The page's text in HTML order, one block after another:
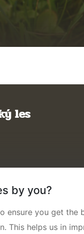
les
by you?
ensure you get
This helps us in